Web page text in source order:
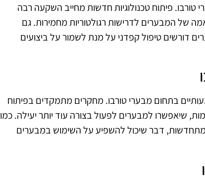
טורבו. פיתוח טכנולוגיות חדשות מחייב השקעה רבה
של המבערים לדרישות רגולטוריות מחמירות. גם
דורשים טיפול קפדני על מנת לשמור על ביצועים
בתחום מבערי טורבו. מחקרים מתמקדים בפיתוח
שיאפשרו למבערים לפעול בצורה עוד יותר יעילה. כמו
מתחדשות, דבר שיכול להשפיע על השימוש במבערים